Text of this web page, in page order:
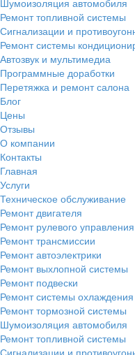
Шумоизоляция автомобиля
Ремонт топливной системы
Сигнализации и
Ремонт системы
Автозвук и мультимедиа
Программные доработки
Перетяжка и ремонт салона
Блог
Цены
Отзывы
О компании
Контакты
Главная
Услуги
Техническое обслуживание
Ремонт двигателя
Ремонт рулевого управления
Ремонт трансмиссии
Ремонт автоэлектрики
Ремонт выхлопной системы
Ремонт подвески
Ремонт системы охлаждения
Ремонт тормозной системы
Шумоизоляция автомобиля
Ремонт топливной системы